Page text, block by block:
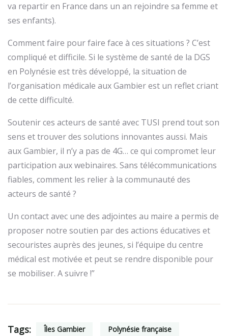
va repartir en France dans un an rejoindre sa femme et
ses enfants).
Comment faire pour faire face à ces situations ? C’est
compliqué et difficile. Si le système de santé de la DGS
en Polynésie est très développé, la situation de
l’organisation médicale aux Gambier est un reflet criant
de cette difficulté.
Soutenir ces acteurs de santé avec TUSI prend tout son
sens et trouver des solutions innovantes aussi. Mais
aux Gambier, il n’y a pas de 4G… ce qui compromet leur
participation aux webinaires. Sans télécommunications
fiables, comment les relier à la communauté des
acteurs de santé ?
Un contact avec une des adjointes au maire a permis de
proposer notre soutien par des actions éducatives et
secouristes auprès des jeunes, si l’équipe du centre
médical est motivée et peut se rendre disponible pour
se mobiliser. A suivre !”
Tags: Îles Gambier Polynésie française